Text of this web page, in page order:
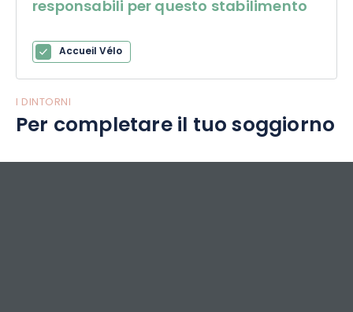
responsabili per questo stabilimento
Accueil Vélo
I DINTORNI
Per completare il tuo soggiorno